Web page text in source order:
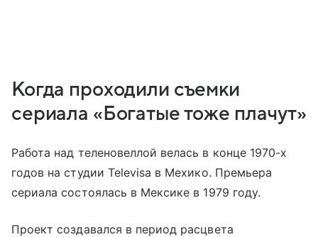
Когда проходили съемки
сериала «Богатые тоже плачут»
Работа над теленовеллой велась в конце 1970-х
годов на студии Televisa в Мехико. Премьера
сериала состоялась в Мексике в 1979 году.
Проект создавался в период расцвета